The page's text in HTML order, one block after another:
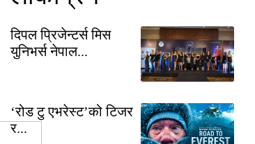
दिपल प्रिजेन्टर्स मिस
युनिभर्स नेपाल...
‘रोड टु एभरेस्ट’को टिजर
र...